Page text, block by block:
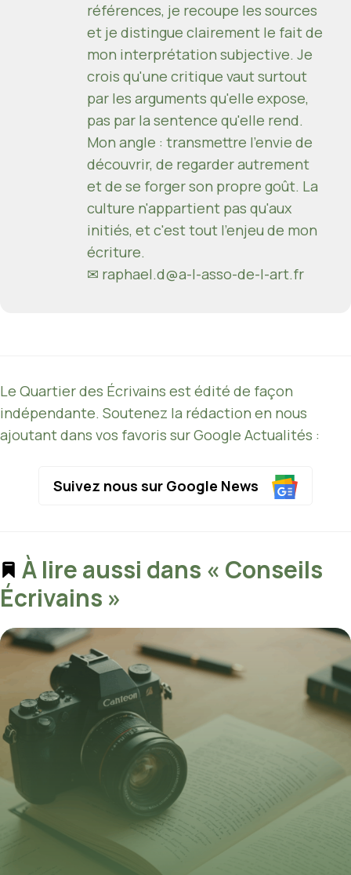
références, je recoupe les sources
et je distingue clairement le fait de
mon interprétation subjective. Je
crois qu'une critique vaut surtout
par les arguments qu'elle expose,
pas par la sentence qu'elle rend.
Mon angle : transmettre l'envie de
découvrir, de regarder autrement
et de se forger son propre goût. La
culture n'appartient pas qu'aux
initiés, et c'est tout l'enjeu de mon
écriture.
✉ raphael.d@a-l-asso-de-l-art.fr
Le Quartier des Écrivains est édité de façon
indépendante. Soutenez la rédaction en nous
ajoutant dans vos favoris sur Google Actualités :
Suivez nous sur Google News
À lire aussi dans « Conseils
Écrivains »